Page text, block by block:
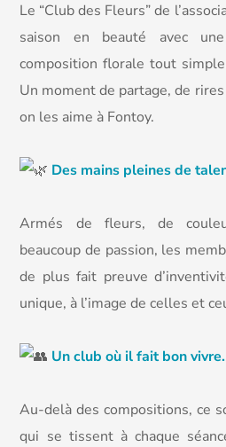
Le “Club des Fleurs” de
saison en beauté avec
composition florale tout
Un moment de partage, de
on les aime à Fontoy.
Des mains pleines de
Armés de fleurs, de
beaucoup de passion, les
de plus fait preuve
unique, à l’image de celles et
Un club où il fait bon vivre.
Au-delà des compositions, ce
qui se tissent à chaque